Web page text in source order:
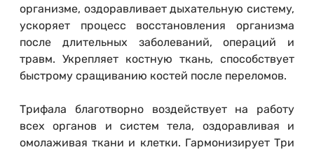
организме, оздоравливает дыхательную систему,
ускоряет процесс восстановления организма
после длительных заболеваний, операций и
травм. Укрепляет костную ткань, способствует
быстрому сращиванию костей после переломов.
Трифала благотворно воздействует на работу
всех органов и систем тела, оздоравливая и
омолаживая ткани и клетки. Гармонизирует Три